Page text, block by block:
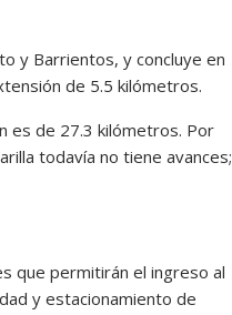
y Barrientos, y concluye en
de 5.5 kilómetros.
es de 27.3 kilómetros. Por
todavía no tiene avances;
que permitirán el ingreso al
y estacionamiento de